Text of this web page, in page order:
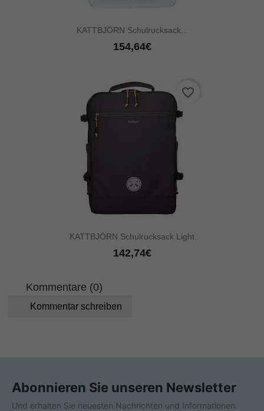
KATTBJÖRN Schulrucksack...
154,64€
KATTBJÖRN Schulrucksack Light
142,74€
favorite_border
Kommentare (0)
Kommentar schreiben
Abonnieren Sie unseren Newsletter
Und erhalten Sie neuesten Nachrichten und Informationen.